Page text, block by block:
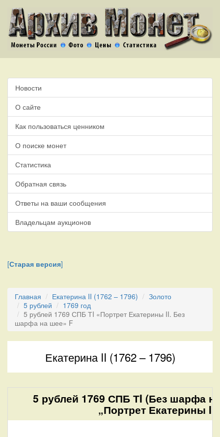
Новости
О сайте
Как пользоваться ценником
О поиске монет
Статистика
Обратная связь
Ответы на ваши сообщения
Владельцам аукционов
[Старая версия]
Главная Екатерина II (1762 – 1796)
Золото
5 рублей
1769 год
5 рублей 1769 СПБ ТI «Портрет Екатерины II. Без
шарфа на шее» F
Екатерина II (1762 – 1796)
5 рублей 1769 СПБ ТI (Без шарфа
„Портрет Екатерины